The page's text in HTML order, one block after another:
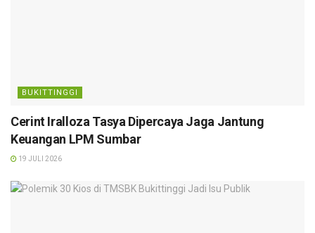
BUKITTINGGI
Cerint Iralloza Tasya Dipercaya Jaga Jantung
Keuangan LPM Sumbar
19 JULI 2026